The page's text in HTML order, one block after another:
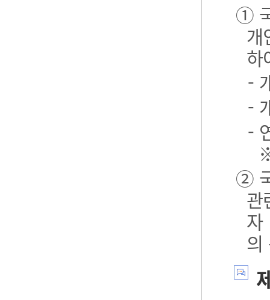
①
개
하
-
-
-
②
관
자
의